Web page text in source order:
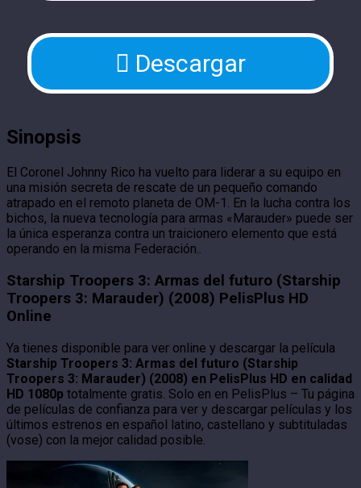
Descargar
Sinopsis
El Coronel Johnny Rico ha vuelto para liderar a su equipo en
una misión secreta de rescate de un pequeño comando
atrapado en el remoto planeta de OM-1. En la lucha contra los
bichos, la nueva tecnología para armas «Marauder» puede ser
la única esperanza contra un traicionero elemento que está
operando en la misma Federación..
Starship Troopers 3: Armas del futuro (Starship
Troopers 3: Marauder) (2008) PelisPlus HD
Online
Ya tienes disponible para ver online y descargar la película
Starship Troopers 3: Armas del futuro (Starship
Troopers 3: Marauder) (2008) en PelisPlus HD en calidad
HD 1080p totalmente gratis. Solo en en PelisPlus – Tu página
de películas de confianza para ver y descargar películas y los
últimos estrenos en español latino, castellano y subtituladas
(vose) con la mejor calidad posible.